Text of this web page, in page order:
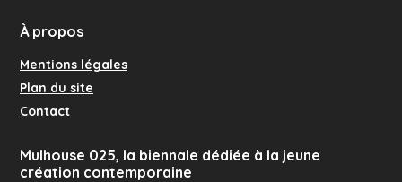
À propos
Mentions légales
Plan du site
Contact
Mulhouse 025, la biennale dédiée à la jeune
création contemporaine